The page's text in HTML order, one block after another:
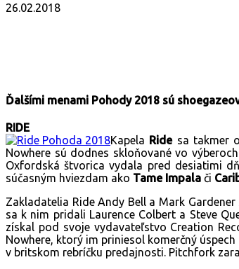
26.02.2018
Ďalšími menami Pohody 2018 sú
RIDE
Kapela Ridesa takmer
Nowhere sú dodnes skloňované vo
Oxfordská štvorica vydala pred desiatimi
súčasným hviezdam ako Tame Impala či
Zakladatelia Ride Andy Bell a Mark
sa k nim pridali Laurence Colbert a Steve
získal pod svoje vydavateľstvo Creation
Nowhere, ktorý im priniesol komerčný
v britskom rebríčku predajnosti. Pitchfork